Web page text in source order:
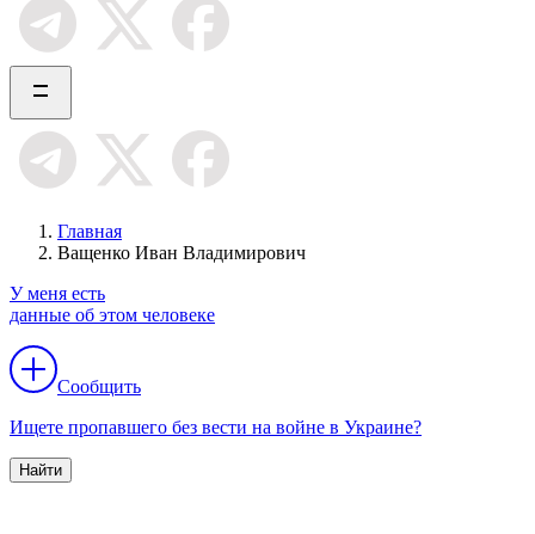
Главная
Ващенко Иван Владимирович
У меня есть
данные об этом человеке
Сообщить
Ищете пропавшего без вести на войне в Украине?
Найти